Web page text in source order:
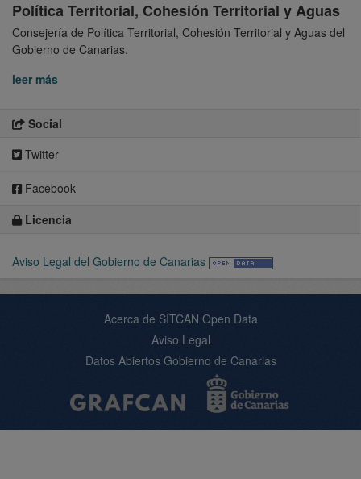
Política Territorial, Cohesión Territorial y Aguas
Consejería de Política Territorial, Cohesión Territorial y Aguas del
Gobierno de Canarias.
leer más
Social
Twitter
Facebook
Licencia
Aviso Legal del Gobierno de Canarias
Acerca de SITCAN Open Data
Aviso Legal
Datos Abiertos Gobierno de Canarias